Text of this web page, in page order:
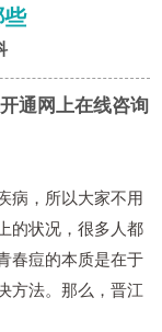
些
通网上在线咨询
，所以大家不用
的状况，很多人都
春痘的本质是在于
方法。那么，晋江